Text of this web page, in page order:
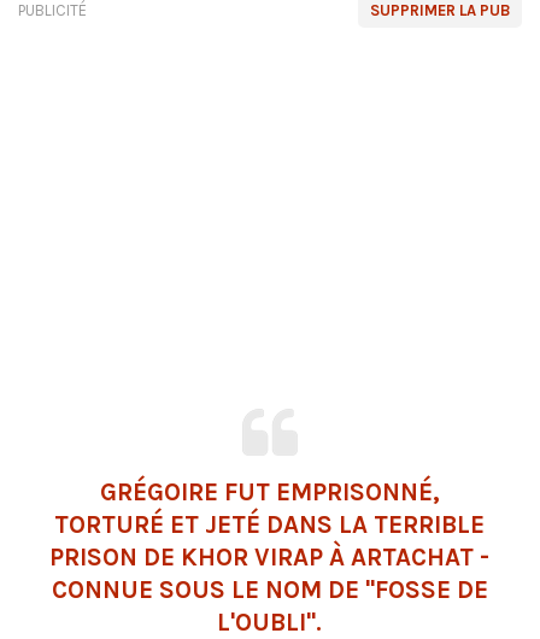
SUPPRIMER LA PUB
PUBLICITÉ
GRÉGOIRE FUT EMPRISONNÉ,
TORTURÉ ET JETÉ DANS LA TERRIBLE
PRISON DE KHOR VIRAP ÀARTACHAT -
CONNUE SOUS LE NOM DE "FOSSE DE
L'OUBLI".